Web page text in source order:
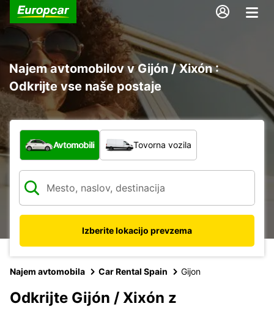
Najem avtomobilov v Gijón / Xixón :
Odkrijte vse naše postaje
Katera vrsta vozila?
Avtomobili Tovorna vozila
Izberite lokacijo prevzema
Najem avtomobila Car Rental Spain Gijon
Odkrijte Gijón / Xixón z